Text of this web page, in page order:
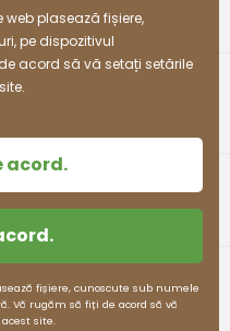
Litvanyi.sk .
plasează fișiere,
pe dispozitivul
acord să vă setați setările
acord.
fișiere, cunoscute sub numele
Vă rugăm să fiți de acord să vă
site.